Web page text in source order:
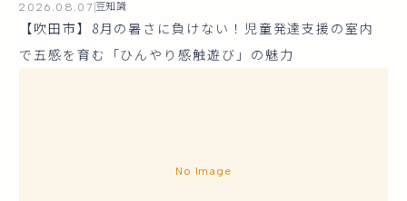
2026.08.07 豆知識
【吹田市】8月の暑さに負けない！児童発達支援の室内
で五感を育む「ひんやり感触遊び」の魅力
No Image